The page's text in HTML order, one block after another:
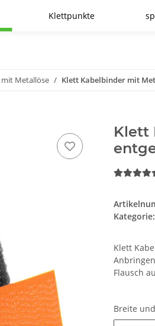
Klettpunkte
Metallöse Klett Kabelbinder mit
Klett
Kategorie:
Klett
Flausch
Breite